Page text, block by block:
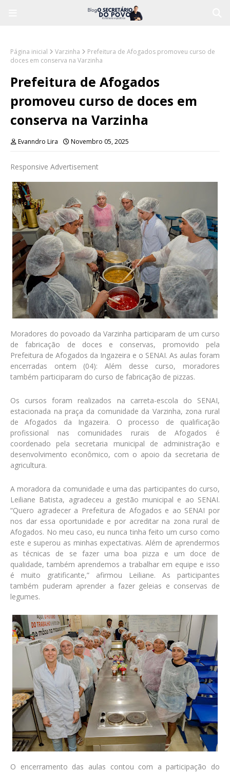
Página inicial Varzinha
Prefeitura de Afogados promoveu curso de
doces em conserva na Varzinha
Prefeitura de Afogados
promoveu curso de doces em
conserva na Varzinha
Evanndro Lira Novembro 05, 2025
Responsive Advertisement
Moradores do povoado da Varzinha participaram de um curso
de fabricação de doces e conservas, promovido pela
Prefeitura de Afogados da Ingazeira e o SENAI. As aulas foram
encerradas ontem (04): Além desse curso, moradores
também participaram do curso de fabricação de pizzas.
Os cursos foram realizados na carreta-escola do SENAI,
estacionada na praça da comunidade da Varzinha, zona rural
de Afogados da Ingazeira. O processo de qualificação
profissional nas comunidades rurais de Afogados é
coordenado pela secretaria municipal de administração e
desenvolvimento econômico, com o apoio da secretaria de
agricultura.
A moradora da comunidade e uma das participantes do curso,
Leiliane Batista, agradeceu a gestão municipal e ao SENAI.
“Quero agradecer a Prefeitura de Afogados e ao SENAI por
nos dar essa oportunidade e por acreditar na zona rural de
Afogados. No meu caso, eu nunca tinha feito um curso como
este e superou as minhas expectativas. Além de aprendermos
as técnicas de se fazer uma boa pizza e um doce de
qualidade, também aprendemos a trabalhar em equipe e isso
é muito gratificante,” afirmou Leiliane. As participantes
também puderam aprender a fazer geleias e conservas de
legumes.
O encerramento das aulas contou com a participação do